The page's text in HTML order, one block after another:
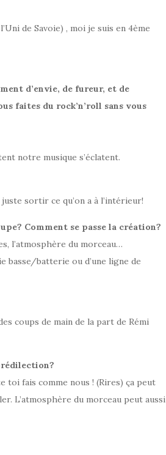
de Savoie) , moi je suis en 4ème
d’envie, de fureur, et de
faites du rock’n’roll sans vous
notre musique s’éclatent.
sortir ce qu’on a à l’intérieur!
Comment se passe la création?
l’atmosphère du morceau…
basse/batterie ou d’une ligne de
coups de main de la part de Rémi
toi fais comme nous ! (Rires) ça peut
L’atmosphère du morceau peut aussi